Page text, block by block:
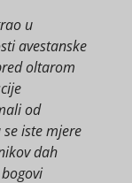
u
avestanske
oltarom
od
iste mjere
dah